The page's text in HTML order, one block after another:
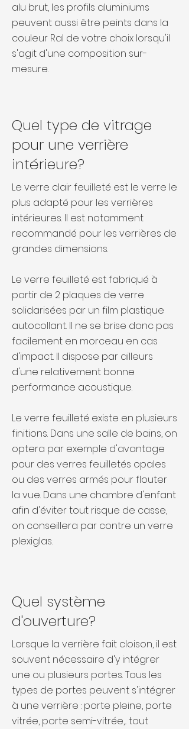
alu brut, les profils aluminiums
peuvent aussi être peints dans la
couleur Ral de votre choix lorsqu'il
s'agit d'une composition sur-
mesure.
Quel type de vitrage
pour une verrière
intérieure?
Le verre clair feuilleté est le verre le
plus adapté pour les verrières
intérieures. Il est notamment
recommandé pour les verrières de
grandes dimensions.
Le verre feuilleté est fabriqué à
partir de 2 plaques de verre
solidarisées par un film plastique
autocollant. Il ne se brise donc pas
facilement en morceau en cas
d'impact. Il dispose par ailleurs
d'une relativement bonne
performance acoustique.
Le verre feuilleté existe en plusieurs
finitions. Dans une salle de bains, on
optera par exemple d'avantage
pour des verres feuilletés opales
ou des verres armés pour flouter
la vue. Dans une chambre d'enfant
afin d'éviter tout risque de casse,
on conseillera par contre un verre
plexiglas.
Quel système
d'ouverture?
Lorsque la verrière fait cloison, il est
souvent nécessaire d'y intégrer
une ou plusieurs portes. Tous les
types de portes peuvent s'intégrer
à une verrière : porte pleine, porte
vitrée, porte semi-vitrée,... tout